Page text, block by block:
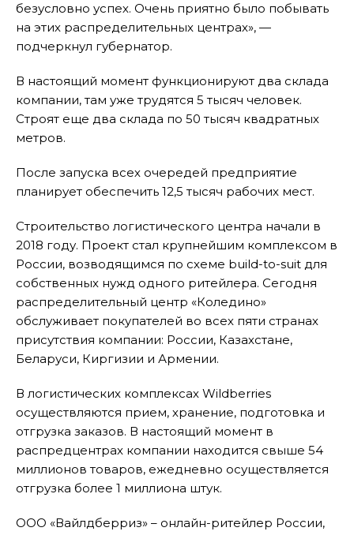
безусловно успех. Очень приятно было побывать
на этих распределительных центрах», —
подчеркнул губернатор.
В настоящий момент функционируют два склада
компании, там уже трудятся 5 тысяч человек.
Строят еще два склада по 50 тысяч квадратных
метров.
После запуска всех очередей предприятие
планирует обеспечить 12,5 тысяч рабочих мест.
Строительство логистического центра начали в
2018 году. Проект стал крупнейшим комплексом в
России, возводящимся по схеме build-to-suit для
собственных нужд одного ритейлера. Сегодня
распределительный центр «Коледино»
обслуживает покупателей во всех пяти странах
присутствия компании: России, Казахстане,
Беларуси, Киргизии и Армении.
В логистических комплексах Wildberries
осуществляются прием, хранение, подготовка и
отгрузка заказов. В настоящий момент в
распредцентрах компании находится свыше 54
миллионов товаров, ежедневно осуществляется
отгрузка более 1 миллиона штук.
ООО «Вайлдберриз» – онлайн-ритейлер России,